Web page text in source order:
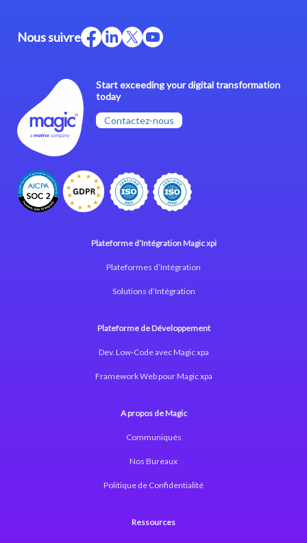
Start exceeding your digital transformation
today
Contactez-nous
Nous suivre
Plateforme d’Intégration Magic xpi
Plateformes d’Intégration
Solutions d’Intégration
Plateforme de Développement
Dev. Low-Code avec Magic xpa
Framework Web pour Magic xpa
A propos de Magic
Communiqués
Nos Bureaux
Politique de Confidentialité
Ressources